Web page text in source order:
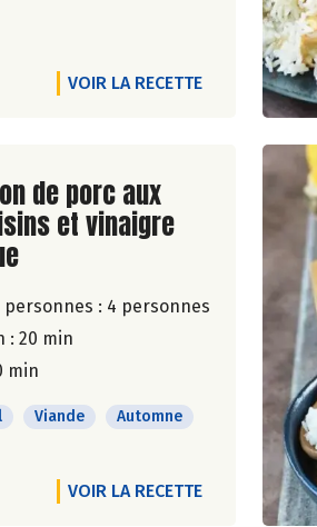
VOIR LA RECETTE
de la recette
de porc aux
et vinaigre
: 4 personnes
: 20 min
min
Viande Automne
VOIR LA RECETTE